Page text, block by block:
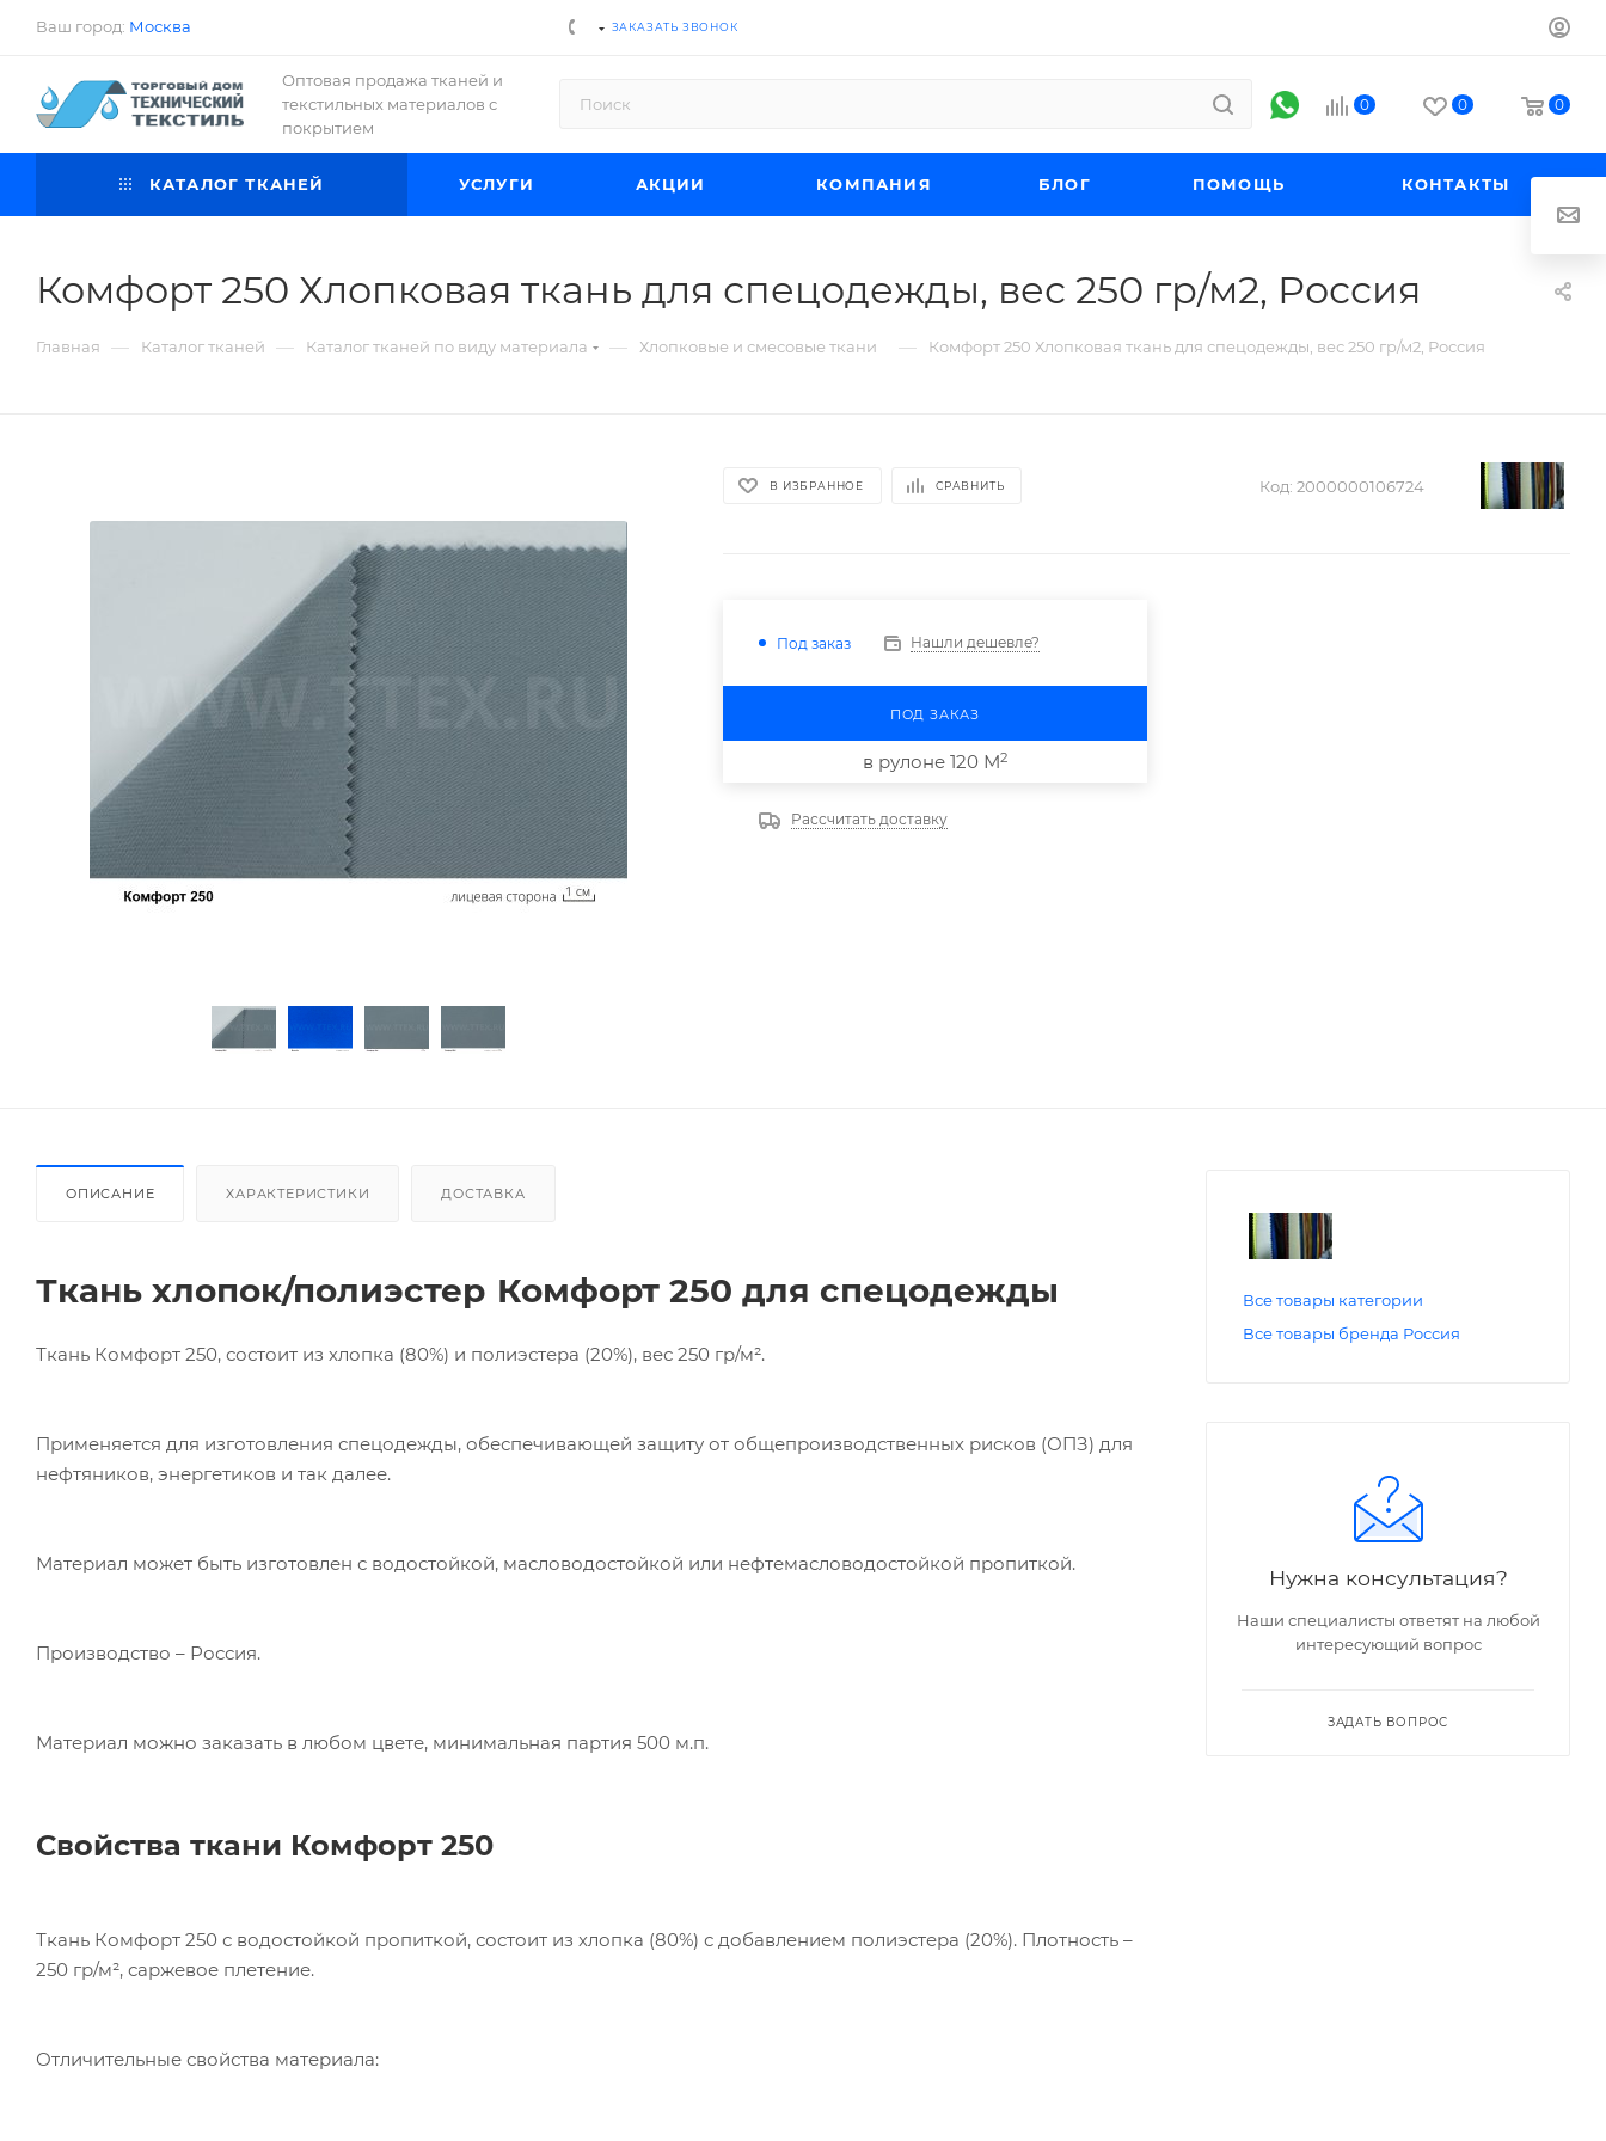
Ваш город: Москва ЗАКАЗАТЬ ЗВОНОК
Оптовая продажа тканей и
текстильных материалов с
покрытием
0 0 0
КАТАЛОГ ТКАНЕЙ УСЛУГИ АКЦИИ КОМПАНИЯ БЛОГ ПОМОЩЬ КОНТАКТЫ
Комфорт 250 Хлопковая ткань для спецодежды, вес 250 гр/м2, Россия
Главная — Каталог тканей — Каталог тканей по виду материала — Хлопковые и смесовые ткани — Комфорт 250 Хлопковая ткань для спецодежды, вес 250 гр/м2, Россия
В ИЗБРАННОЕ СРАВНИТЬ Код: 2000000106724
Под заказ Нашли дешевле?
ПОД ЗАКАЗ
в рулоне 120 М2
Рассчитать доставку
ОПИСАНИЕ ХАРАКТЕРИСТИКИ ДОСТАВКА
Ткань хлопок/полиэстер Комфорт 250 для спецодежды
Ткань Комфорт 250, состоит из хлопка (80%) и полиэстера (20%), вес 250 гр/м².
Применяется для изготовления спецодежды, обеспечивающей защиту от общепроизводственных рисков (ОПЗ) для
нефтяников, энергетиков и так далее.
Материал может быть изготовлен с водостойкой, масловодостойкой или нефтемасловодостойкой пропиткой.
Производство – Россия.
Материал можно заказать в любом цвете, минимальная партия 500 м.п.
Свойства ткани Комфорт 250
Ткань Комфорт 250 с водостойкой пропиткой, состоит из хлопка (80%) с добавлением полиэстера (20%). Плотность –
250 гр/м², саржевое плетение.
Отличительные свойства материала:
Все товары категории
Все товары бренда Россия
Нужна консультация?
Наши специалисты ответят на любой
интересующий вопрос
ЗАДАТЬ ВОПРОС
взаимодействие с ним. Подробнее - в